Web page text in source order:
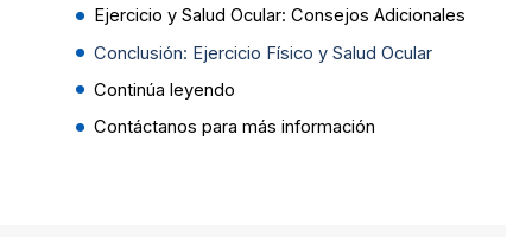
Ejercicio y Salud Ocular: Consejos Adicionales
Conclusión: Ejercicio Físico y Salud Ocular
Continúa leyendo
Contáctanos para más información